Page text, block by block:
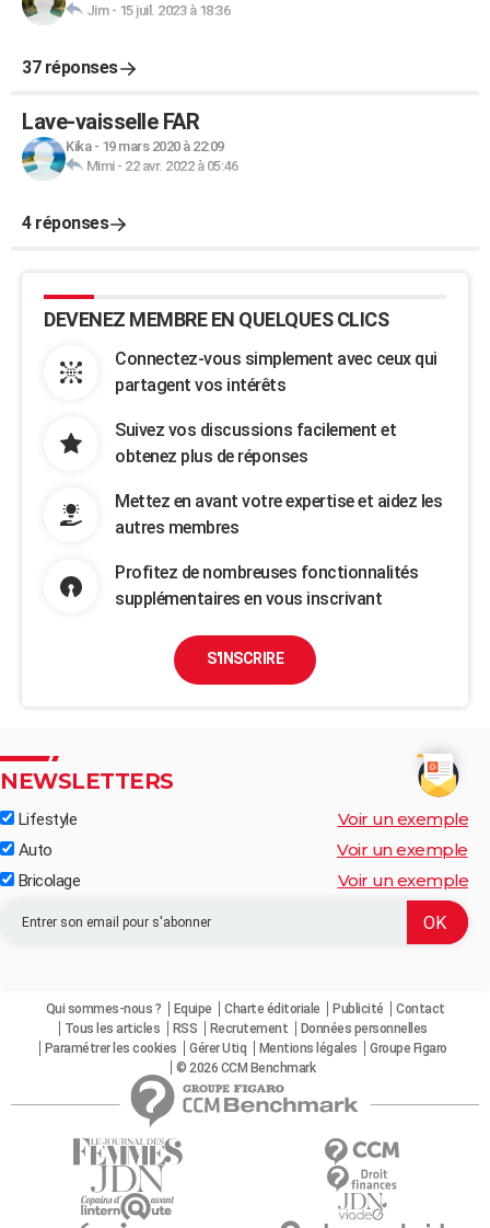
Jim- 15 juil. 2023 à 18:36
37 réponses
Lave-vaisselle FAR
Kika- 19 mars 2020 à 22:09
Mimi- 22 avr. 2022 à 05:46
4 réponses
DEVENEZ MEMBRE EN QUELQUES CLICS
Connectez-vous simplement avec ceux qui
partagent vos intérêts
Suivez vos discussions facilement et
obtenez plus de réponses
Mettez en avant votre expertise et aidez les
autres membres
Profitez de nombreuses fonctionnalités
supplémentaires en vous inscrivant
S'INSCRIRE
NEWSLETTERS
Lifestyle Voir un exemple
Auto Voir un exemple
Bricolage Voir un exemple
Qui sommes-nous ? Equipe Charte éditoriale Publicité
Contact
Tous les articles
RSS Recrutement
Données personnelles
Paramétrer les cookies
Gérer Utiq Mentions légales
Groupe Figaro
© 2026 CCM Benchmark